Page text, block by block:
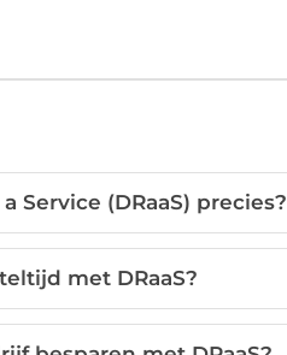
Service (DRaaS) precies?
met DRaaS?